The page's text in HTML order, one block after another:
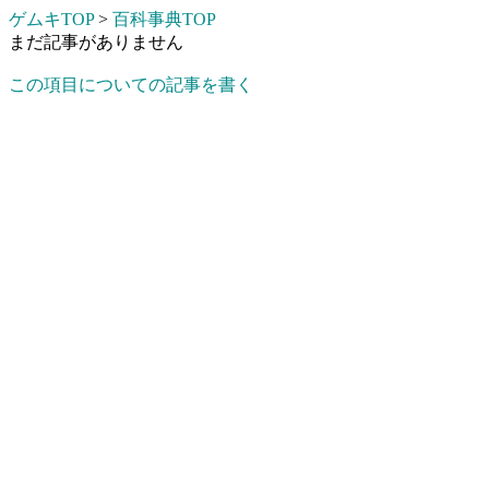
ゲムキTOP> 百科事典TOP
まだ記事がありません
この項目についての記事を書く